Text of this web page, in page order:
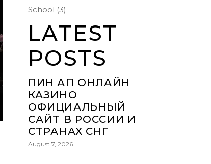
School (3)
LATEST
POSTS
ПИН АП ОНЛАЙН
КАЗИНО
ОФИЦИАЛЬНЫЙ
САЙТ В РОССИИ И
СТРАНАХ СНГ
August 7, 2026